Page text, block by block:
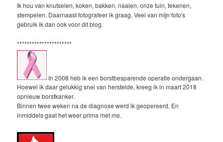
Ik hou van knutselen, koken, bakken, naaien, onze tuin, tekenen,
stempelen. Daarnaast fotografeer ik graag. Veel van mijn foto's
gebruik ik dan ook voor dit blog.
**********************
In 2008 heb ik een borstbesparende operatie ondergaan.
Hoewel ik daar gelukkig snel van herstelde, kreeg ik in maart 2018
opnieuw borstkanker.
Binnen twee weken na de diagnose werd ik geopereerd. En
inmiddels gaat het weer prima met me.